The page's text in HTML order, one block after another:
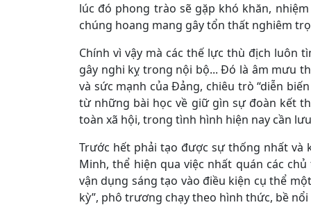
lúc đó phong trào sẽ gặp khó khăn,
chúng hoang mang gây tổn thất nghiêm
Chính vì vậy mà các thế lực thù địch luôn
gây nghi kỵ trong nội bộ... Đó là âm mưu
và sức mạnh của Đảng, chiêu trò “diễn
từ những bài học về giữ gìn sự đoàn kết
toàn xã hội, trong tình hình hiện nay cần
Trước hết phải tạo được sự thống nhất và
Minh, thể hiện qua việc nhất quán các
vận dụng sáng tạo vào điều kiện cụ thể
kỳ”, phô trương chạy theo hình thức, bề